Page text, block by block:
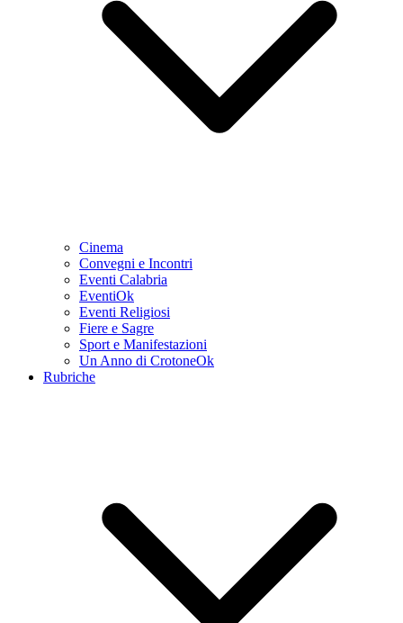
Cinema
Convegni e Incontri
Eventi Calabria
EventiOk
Eventi Religiosi
Fiere e Sagre
Sport e Manifestazioni
Un Anno di CrotoneOk
Rubriche